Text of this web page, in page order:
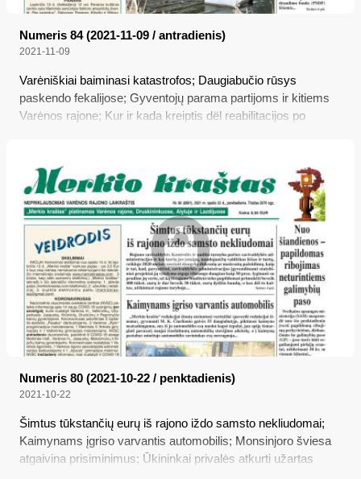
Numeris 84 (2021-11-09 / antradienis)
2021-11-09
Varėniškiai baiminasi katastrofos; Daugiabučio rūsys
paskendo fekalijose; Gyventojų parama partijoms ir kitiems
Varėnos rajone; Kur ir kada kreiptis dël reabilitacijos po
Numeris 80 (2021-10-22 / penktadienis)
2021-10-22
Šimtus tūkstančių eurų iš rajono iždo samsto nekliudomai;
Kaimynams įgriso varvantis automobilis; Monsinjoro šviesa
atgaivina prisiminimus; Ūkininkai privalės atkurti užartas